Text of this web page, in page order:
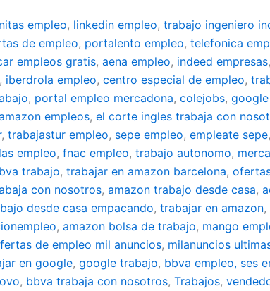
empleo, linkedin empleo, trabajo ingeniero
de empleo, portalento empleo, telefonica
empleos gratis, aena empleo, indeed empresas,
, iberdrola empleo, centro especial de empleo,
, portal empleo mercadona, colejobs,
empleos, el corte ingles trabaja con
, trabajastur empleo, sepe empleo, empleate sepe,
empleo, fnac empleo, trabajo autonomo,
trabajo, trabajar en amazon barcelona,
con nosotros, amazon trabajo desde casa,
desde casa empacando, trabajar en amazon,
, amazon bolsa de trabajo, mango
de empleo mil anuncios, milanuncios
en google, google trabajo, bbva empleo, ses
, bbva trabaja con nosotros, Trabajos,